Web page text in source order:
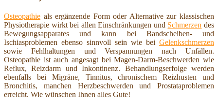
Osteopathie als ergänzende Form oder Alternative zur klassischen
Physiotherapie wirkt bei allen Einschränkungen und Schmerzen des
Bewegungsapparates und kann bei Bandscheiben- und
Ischiasproblemen ebenso sinnvoll sein wie bei Gelenkschmerzen
sowie Fehlhaltungen und Verspannungen nach Unfällen.
Osteopathie ist auch angesagt bei Magen-Darm-Beschwerden wie
Reflux, Reizdarm und Inkontinenz. Behandlungserfolge werden
ebenfalls bei Migräne, Tinnitus, chronischem Reizhusten und
Bronchitis, manchen Herzbeschwerden und Prostataproblemen
erreicht. Wie wünschen Ihnen alles Gute!